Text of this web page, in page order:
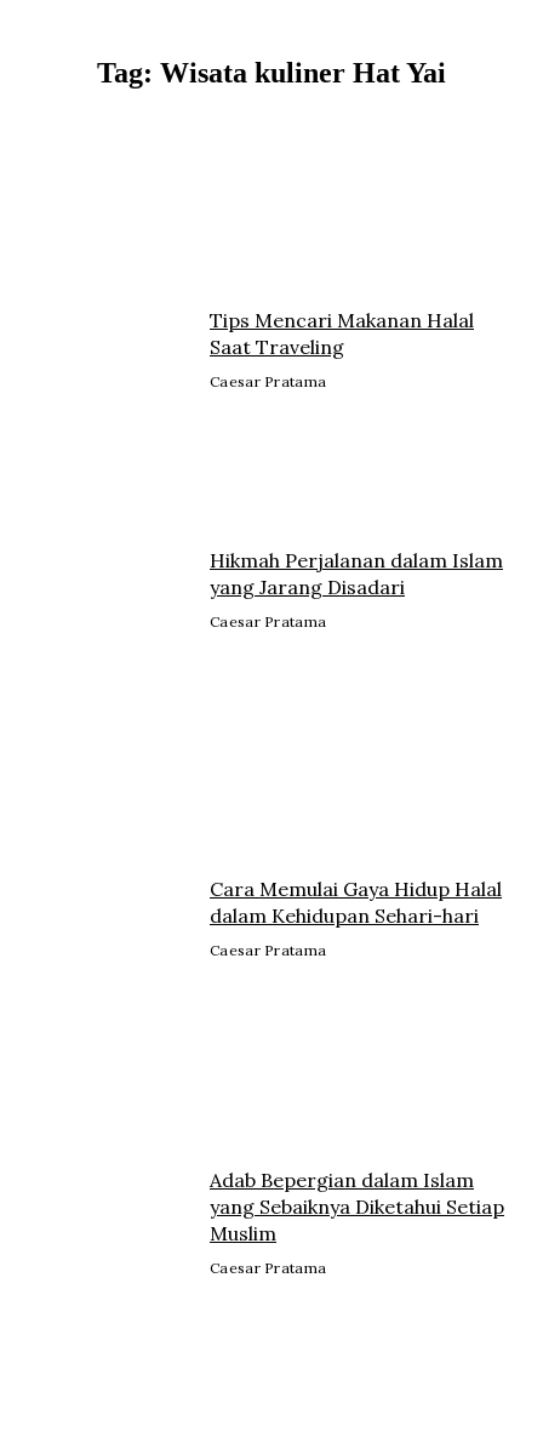
Tag: Wisata kuliner Hat Yai
Tips Mencari Makanan Halal
Saat Traveling
Caesar Pratama
Hikmah Perjalanan dalam Islam
yang Jarang Disadari
Caesar Pratama
Cara Memulai Gaya Hidup Halal
dalam Kehidupan Sehari-hari
Caesar Pratama
Adab Bepergian dalam Islam
yang Sebaiknya Diketahui Setiap
Muslim
Caesar Pratama